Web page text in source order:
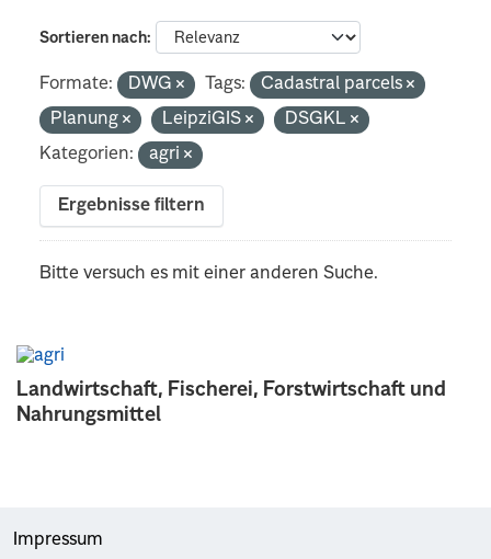
Landwirtschaft, Fischerei, Forstwirtschaft und
Nahrungsmittel
Sortieren nach
Formate: DWG Tags:
Cadastral parcels
Planung
LeipziGIS
DSGKL
Kategorien:
agri
Ergebnisse filtern
Bitte versuch es mit einer anderen Suche.
Impressum